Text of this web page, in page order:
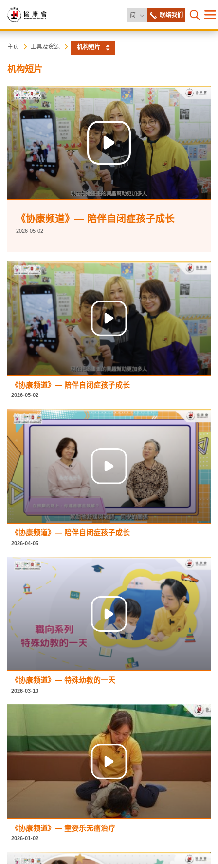
简 更改语言联络我们
打开目
协
康
会
主页 工具及资源 机构短片
机构短片
《协康频道》— 陪伴自闭症孩子成长
2026-05-02
《协康频道》— 陪伴自闭症孩子成长
2026-05-02
《协康频道》— 陪伴自闭症孩子成长
2026-04-05
《协康频道》— 特殊幼教的一天
2026-03-10
《协康频道》— 童姿乐无痛治疗
2026-01-02